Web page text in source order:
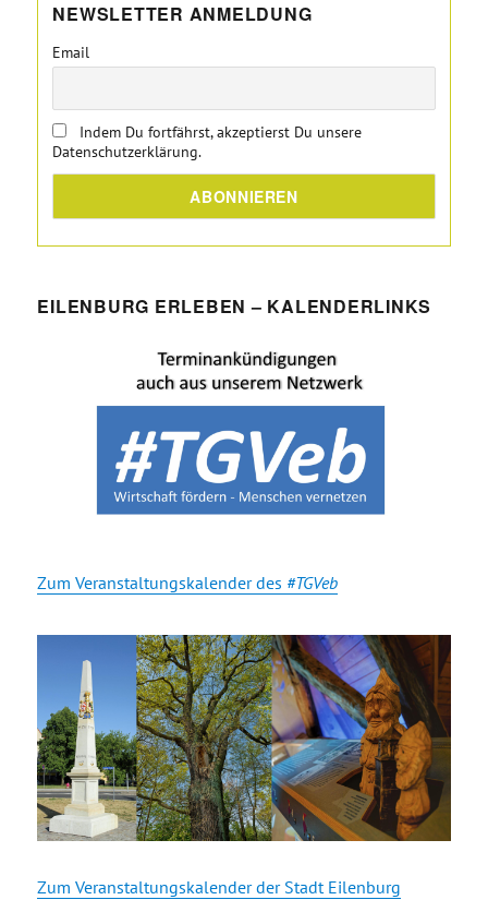
NEWSLETTER ANMELDUNG
Email
Indem Du fortfährst, akzeptierst Du unsere
Datenschutzerklärung.
EILENBURG ERLEBEN – KALENDERLINKS
Zum Veranstaltungskalender des #TGVeb
Zum Veranstaltungskalender der Stadt Eilenburg